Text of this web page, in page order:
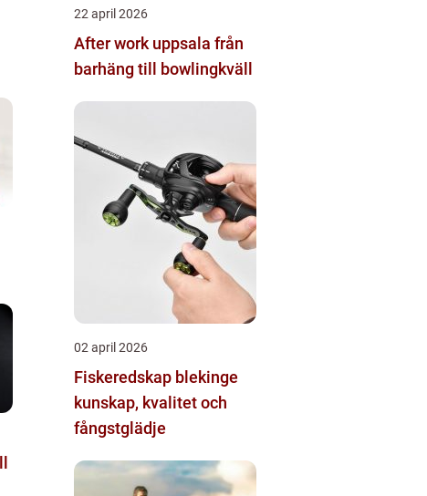
22 april 2026
After work uppsala från
barhäng till bowlingkväll
02 april 2026
Fiskeredskap blekinge
kunskap, kvalitet och
fångstglädje